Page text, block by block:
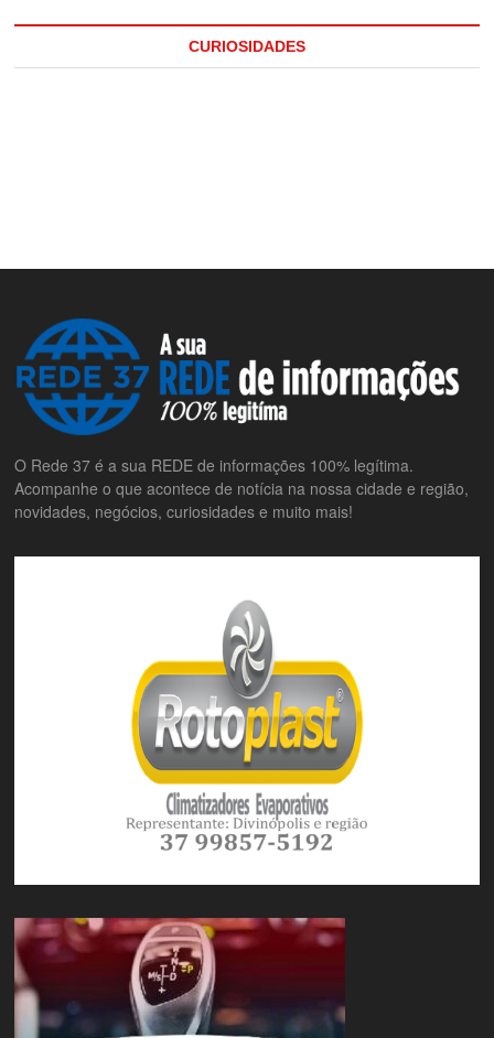
CURIOSIDADES
O Rede 37 é a sua REDE de informações 100% legítima.
Acompanhe o que acontece de notícia na nossa cidade e região,
novidades, negócios, curiosidades e muito mais!